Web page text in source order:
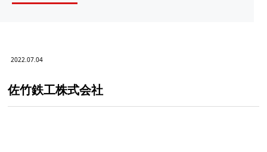
2022.07.04
佐竹鉄工株式会社